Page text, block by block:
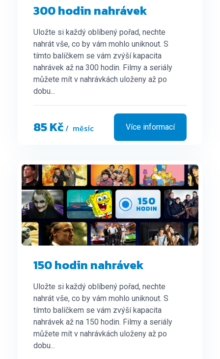
300 hodin nahrávek
Uložte si každý oblíbený pořad, nechte
nahrát vše, co by vám mohlo uniknout. S
tímto balíčkem se vám zvýší kapacita
nahrávek až na 300 hodin. Filmy a seriály
můžete mít v nahrávkách uloženy až po
dobu...
85 Kč/ měsíc Více informací
150 hodin nahrávek
Uložte si každý oblíbený pořad, nechte
nahrát vše, co by vám mohlo uniknout. S
tímto balíčkem se vám zvýší kapacita
nahrávek až na 150 hodin. Filmy a seriály
můžete mít v nahrávkách uloženy až po
dobu...